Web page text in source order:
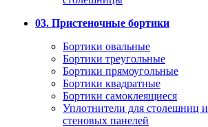
03. Пристеночные бортики
Бортики овальные
Бортики треугольные
Бортики прямоугольные
Бортики квадратные
Бортики самоклеящиеся
Уплотнители для столешниц и
стеновых панелей